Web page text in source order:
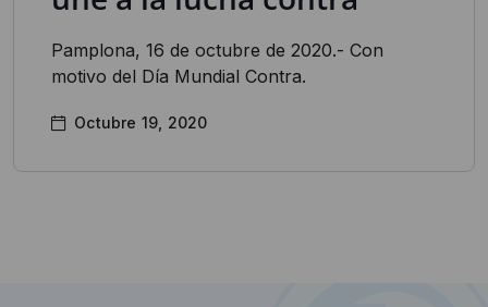
Pamplona, 16 de octubre de 2020.- Con
motivo del Día Mundial Contra.
Octubre 19, 2020